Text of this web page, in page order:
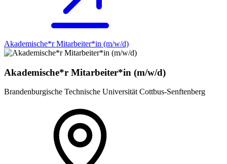
Akademische*r Mitarbeiter*in (m/w/d)
Akademische*r Mitarbeiter*in (m/w/d)
Brandenburgische Technische Universität Cottbus-Senftenberg